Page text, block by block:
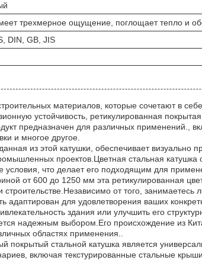
трехмерное ощущение, поглощает тепло и
DIN, GB, JIS
материалов, которые сочетают в себе
устойчивость, ретикулированная
предназначен для различных применений.,
и многое другое.
из этой катушки, обеспечивает визуально
проектов.Цветная стальная катушка
условия, что делает его подходящим для
от 600 до 1250 мм эта ретикулированная
строительстве.Независимо от того,
адаптирован для удовлетворения ваших
здания или улучшить его
надежным выбором.Его происхождение из
областях применения..
покрытый стальной катушка является
включая текстурированные стальные